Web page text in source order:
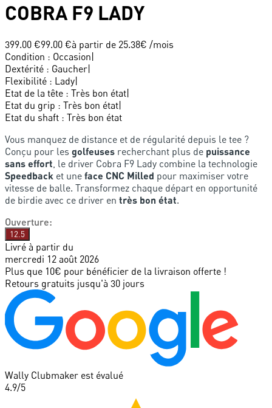
COBRA F9 LADY
399.00 €99.00 €à partir de 25.38€ /mois
Condition : Occasion|
Dextérité : Gaucher|
Flexibilité : Lady|
Etat de la tête : Très bon état|
Etat du grip : Très bon état|
Etat du shaft : Très bon état
Vous manquez de distance et de régularité depuis le tee ?
Conçu pour les golfeuses recherchant plus de puissance
sans effort , le driver Cobra F9 Lady combine la technologie
Speedback et une face CNC Milled pour maximiser votre
vitesse de balle. Transformez chaque départ en opportunité
de birdie avec ce driver en très bon état.
Ouverture:
12.5
Livré à partir du
mercredi 12 août 2026
Plus que 10€ pour bénéficier de la livraison offerte !
Retours gratuits jusqu'à 30 jours
Wally Clubmaker est évalué
4.9/5